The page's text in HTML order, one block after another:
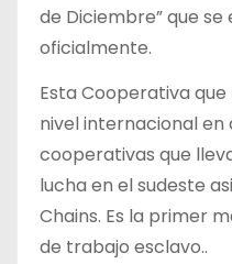
de Diciembre” que
oficialmente.
Esta Cooperativa
nivel internacional
cooperativas que
lucha en el sudeste
Chains. Es la primer
de trabajo esclavo..